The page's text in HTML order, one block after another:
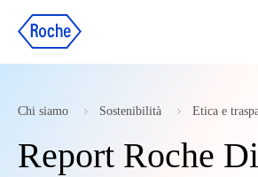
Chi siamo Sostenibilità Etica e
Report Roche